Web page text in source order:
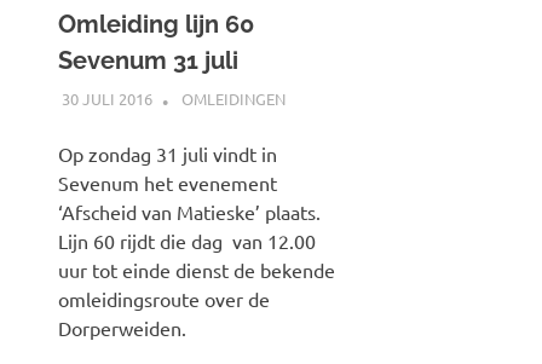
Omleiding lijn 60
Sevenum 31 juli
30 JULI 2016 JOHAN
OMLEIDINGEN
Op zondag 31 juli vindt in
Sevenum het evenement
‘Afscheid van Matieske’ plaats.
Lijn 60 rijdt die dag van 12.00
uur tot einde dienst de bekende
omleidingsroute over de
Dorperweiden.